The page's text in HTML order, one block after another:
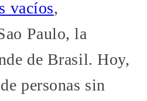
vacíos,
Paulo, la
de Brasil. Hoy,
personas sin